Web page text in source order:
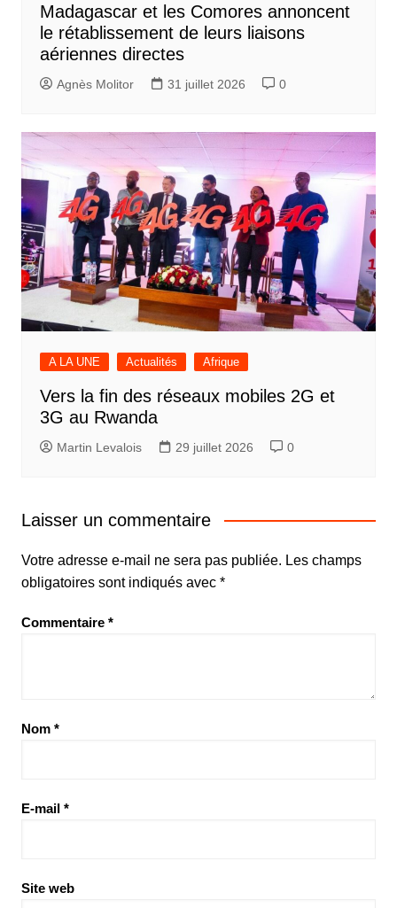
Madagascar et les Comores annoncent
le rétablissement de leurs liaisons
aériennes directes
Agnès Molitor 31 juillet 2026 0
A LA UNE Actualités Afrique
Vers la fin des réseaux mobiles 2G et
3G au Rwanda
Martin Levalois 29 juillet 2026 0
Laisser un commentaire
Votre adresse e-mail ne sera pas publiée. Les champs
obligatoires sont indiqués avec *
Commentaire *
Nom *
E-mail *
Site web